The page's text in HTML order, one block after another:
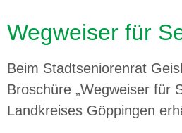
Wegweiser für
Beim Stadtseniorenrat
Broschüre „Wegweiser für
Landkreises Göppingen